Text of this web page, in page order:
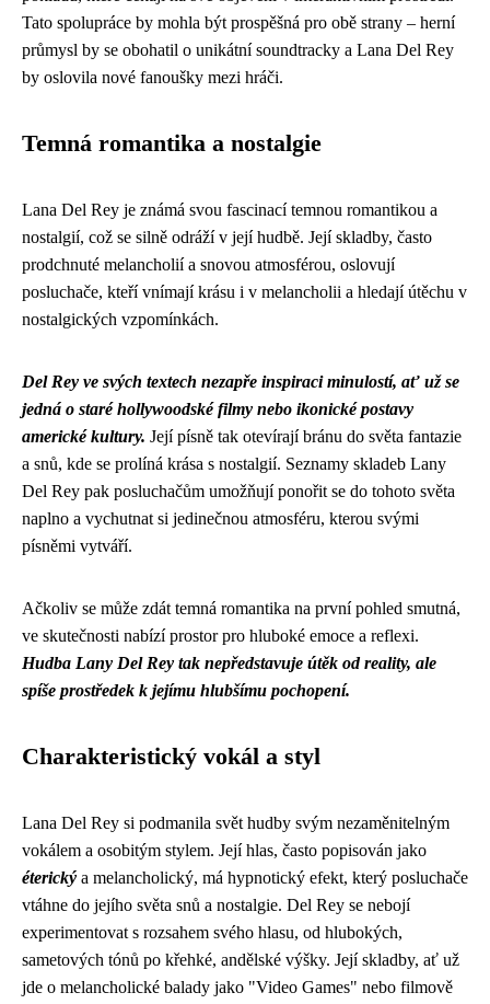
Tato spolupráce by mohla být prospěšná pro obě strany – herní
průmysl by se obohatil o unikátní soundtracky a Lana Del Rey
by oslovila nové fanoušky mezi hráči.
Temná romantika a nostalgie
Lana Del Rey je známá svou fascinací temnou romantikou a
nostalgií, což se silně odráží v její hudbě. Její skladby, často
prodchnuté melancholií a snovou atmosférou, oslovují
posluchače, kteří vnímají krásu i v melancholii a hledají útěchu v
nostalgických vzpomínkách.
Del Rey ve svých textech nezapře inspiraci minulostí, ať už se
jedná o staré hollywoodské filmy nebo ikonické postavy
americké kultury. Její písně tak otevírají bránu do světa fantazie
a snů, kde se prolíná krása s nostalgií. Seznamy skladeb Lany
Del Rey pak posluchačům umožňují ponořit se do tohoto světa
naplno a vychutnat si jedinečnou atmosféru, kterou svými
písněmi vytváří.
Ačkoliv se může zdát temná romantika na první pohled smutná,
ve skutečnosti nabízí prostor pro hluboké emoce a reflexi.
Hudba Lany Del Rey tak nepředstavuje útěk od reality, ale
spíše prostředek k jejímu hlubšímu pochopení.
Charakteristický vokál a styl
Lana Del Rey si podmanila svět hudby svým nezaměnitelným
vokálem a osobitým stylem. Její hlas, často popisován jako
éterický a melancholický, má hypnotický efekt, který posluchače
vtáhne do jejího světa snů a nostalgie. Del Rey se nebojí
experimentovat s rozsahem svého hlasu, od hlubokých,
sametových tónů po křehké, andělské výšky. Její skladby, ať už
jde o melancholické balady jako "Video Games" nebo filmově